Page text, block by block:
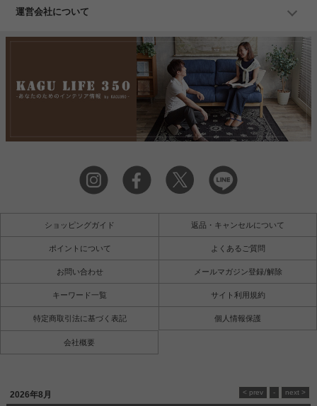
運営会社について
ショッピングガイド 返品・キャンセルについて
ポイントについて よくあるご質問
お問い合わせ メールマガジン登録/解除
キーワード一覧 サイト利用規約
特定商取引法に基づく表記 個人情報保護
会社概要
2026年8月